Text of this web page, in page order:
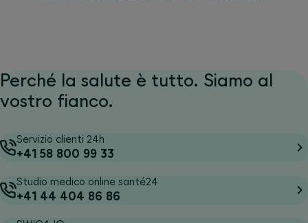
Perché la salute è tutto. Siamo al
vostro fianco.
Servizio clienti 24h
+41 58 800 99 33
Studio medico online santé24
+41 44 404 86 86